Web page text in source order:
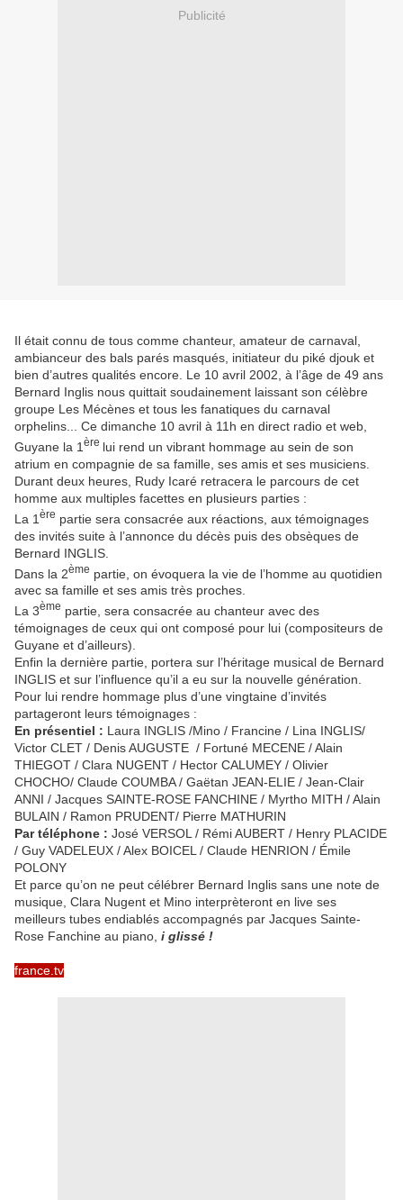
Publicité
Il était connu de tous comme chanteur, amateur de carnaval,
ambianceur des bals parés masqués, initiateur du piké djouk et
bien d’autres qualités encore. Le 10 avril 2002, à l’âge de 49 ans
Bernard Inglis nous quittait soudainement laissant son célèbre
groupe Les Mécènes et tous les fanatiques du carnaval
orphelins... Ce dimanche 10 avril à 11h en direct radio et web,
Guyane la 1 ère lui rend un vibrant hommage au sein de son
atrium en compagnie de sa famille, ses amis et ses musiciens.
Durant deux heures, Rudy Icaré retracera le parcours de cet
homme aux multiples facettes en plusieurs parties :
La 1 ère partie sera consacrée aux réactions, aux témoignages
des invités suite à l’annonce du décès puis des obsèques de
Bernard INGLIS.
Dans la 2ème partie, on évoquera la vie de l’homme au quotidien
avec sa famille et ses amis très proches.
La 3ème partie, sera consacrée au chanteur avec des
témoignages de ceux qui ont composé pour lui (compositeurs de
Guyane et d’ailleurs).
Enfin la dernière partie, portera sur l’héritage musical de Bernard
INGLIS et sur l’influence qu’il a eu sur la nouvelle génération.
Pour lui rendre hommage plus d’une vingtaine d’invités
partageront leurs témoignages :
En présentiel : Laura INGLIS /Mino / Francine / Lina INGLIS/
Victor CLET / Denis AUGUSTE / Fortuné MECENE / Alain
THIEGOT / Clara NUGENT / Hector CALUMEY / Olivier
CHOCHO/ Claude COUMBA / Gaëtan JEAN-ELIE / Jean-Clair
ANNI / Jacques SAINTE-ROSE FANCHINE / Myrtho MITH / Alain
BULAIN / Ramon PRUDENT/ Pierre MATHURIN
Par téléphone : José VERSOL / Rémi AUBERT / Henry PLACIDE
/ Guy VADELEUX / Alex BOICEL / Claude HENRION / Émile
POLONY
Et parce qu’on ne peut célébrer Bernard Inglis sans une note de
musique, Clara Nugent et Mino interprèteront en live ses
meilleurs tubes endiablés accompagnés par Jacques Sainte-
Rose Fanchine au piano, i glissé !
france.tv